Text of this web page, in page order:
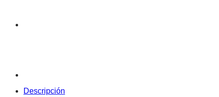
Descripción